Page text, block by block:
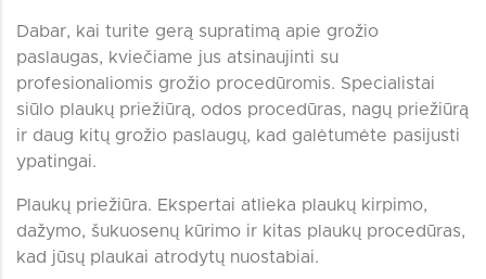
Dabar, kai turite gerą supratimą apie grožio
paslaugas, kviečiame jus atsinaujinti su
profesionaliomis grožio procedūromis. Specialistai
siūlo plaukų priežiūrą, odos procedūras, nagų priežiūrą
ir daug kitų grožio paslaugų, kad galėtumėte pasijusti
ypatingai.
Plaukų priežiūra. Ekspertai atlieka plaukų kirpimo,
dažymo, šukuosenų kūrimo ir kitas plaukų procedūras,
kad jūsų plaukai atrodytų nuostabiai.